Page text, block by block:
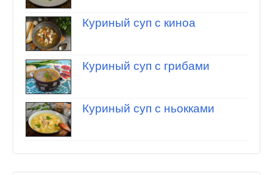
Куриный суп с киноа
Куриный суп с грибами
Куриный суп с ньокками